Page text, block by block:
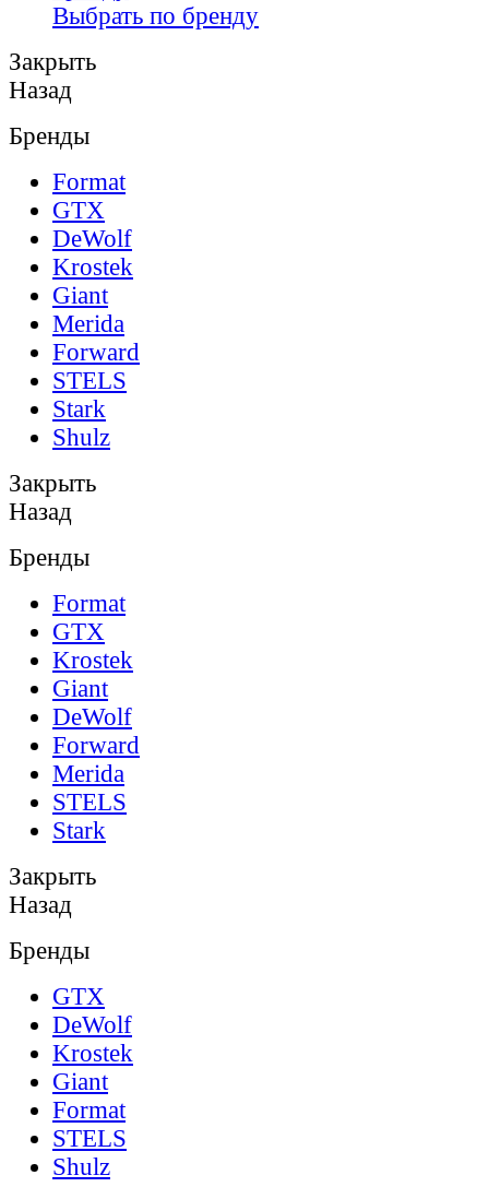
Выбрать по бренду
Закрыть
Назад
Бренды
Format
GTX
DeWolf
Krostek
Giant
Merida
Forward
STELS
Stark
Shulz
Закрыть
Назад
Бренды
Format
GTX
Krostek
Giant
DeWolf
Forward
Merida
STELS
Stark
Закрыть
Назад
Бренды
GTX
DeWolf
Krostek
Giant
Format
STELS
Shulz